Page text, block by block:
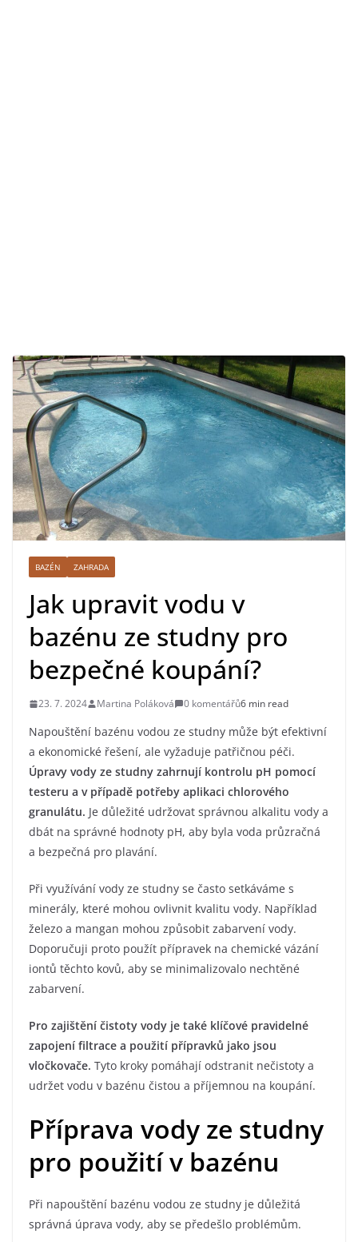
BAZÉN ZAHRADA
Jak upravit vodu v
bazénu ze studny pro
bezpečné koupání?
23. 7. 2024 Martina Poláková 0 komentářů6 min read
Napouštění bazénu vodou ze studny může být efektivní
a ekonomické řešení, ale vyžaduje patřičnou péči.
Úpravy vody ze studny zahrnují kontrolu pH pomocí
testeru a v případě potřeby aplikaci chlorového
granulátu. Je důležité udržovat správnou alkalitu vody a
dbát na správné hodnoty pH, aby byla voda průzračná
a bezpečná pro plavání.
Při využívání vody ze studny se často setkáváme s
minerály, které mohou ovlivnit kvalitu vody. Například
železo a mangan mohou způsobit zabarvení vody.
Doporučuji proto použít přípravek na chemické vázání
iontů těchto kovů, aby se minimalizovalo nechtěné
zabarvení.
Pro zajištění čistoty vody je také klíčové pravidelné
zapojení filtrace a použití přípravků jako jsou
vločkovače. Tyto kroky pomáhají odstranit nečistoty a
udržet vodu v bazénu čistou a příjemnou na koupání.
Příprava vody ze studny
pro použití v bazénu
Při napouštění bazénu vodou ze studny je důležitá
správná úprava vody, aby se předešlo problémům.